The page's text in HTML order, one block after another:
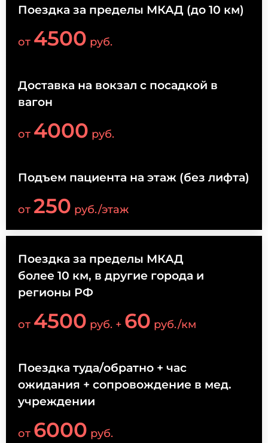
Поездка за пределы МКАД (до 10 км)
от 4500 руб.
Доставка на вокзал с посадкой в
вагон
от 4000 руб.
Подъем пациента на этаж (без лифта)
от 250 руб./этаж
Поездка за пределы МКАД
более 10 км, в другие города и
регионы РФ
от 4500 руб. + 60 руб./км
Поездка туда/обратно + час
ожидания + сопровождение в мед.
учреждении
от 6000 руб.